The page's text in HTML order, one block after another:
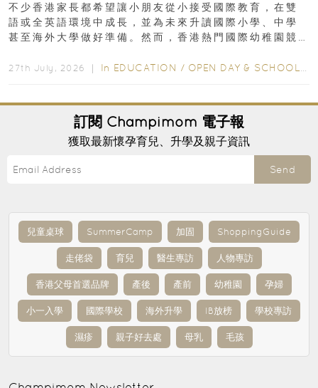
不少香港家長都希望讓小朋友從小接受國際教育，在雙
語或全英語環境中成長，並為未來升讀國際小學、中學
甚至海外大學做好準備。然而，香港熱門國際幼稚園競
27th July, 2026 ｜ In EDUCATION / OPEN DAY & SCHOOL EVENTS
訂閱 Champimom 電子報
獲取最新懷孕育兒、升學及親子資訊
Send
兒童桌球 SummerCamp 加固 ShoppingGuide
走佬袋 育兒 醫生專訪 人物專訪
香港父母首選品牌 產後 產前 幼稚園 孕婦
小一入學 國際學校 海外升學 IB放榜 學校專訪
濕疹 親子好去處 母乳 毛孩